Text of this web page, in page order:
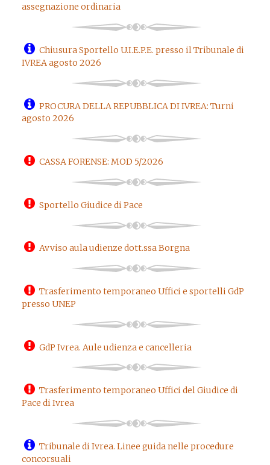
assegnazione ordinaria
Chiusura Sportello U.I.E.P.E. presso il Tribunale di
IVREA agosto 2026
PROCURA DELLA REPUBBLICA DI IVREA: Turni
agosto 2026
CASSA FORENSE: MOD 5/2026
Sportello Giudice di Pace
Avviso aula udienze dott.ssa Borgna
Trasferimento temporaneo Uffici e sportelli GdP
presso UNEP
GdP Ivrea. Aule udienza e cancelleria
Trasferimento temporaneo Uffici del Giudice di
Pace di Ivrea
Tribunale di Ivrea. Linee guida nelle procedure
concorsuali